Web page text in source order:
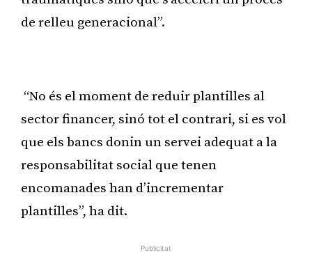
de relleu generacional”.
“No és el moment de reduir plantilles al
sector financer, sinó tot el contrari, si es vol
que els bancs donin un servei adequat a la
responsabilitat social que tenen
encomanades han d’incrementar
plantilles”, ha dit.
Publicitat